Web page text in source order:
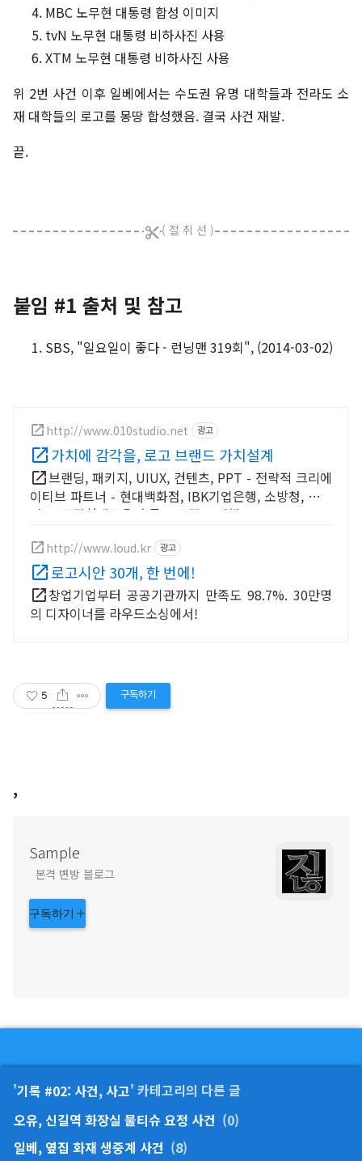
MBC 노무현 대통령 합성 이미지
tvN 노무현 대통령 비하사진 사용
XTM 노무현 대통령 비하사진 사용
위 2번 사건 이후 일베에서는 수도권 유명 대학들과 전라도 소
재 대학들의 로고를 몽땅 합성했음. 결국 사건 재발.
끝.
붙임 #1 출처 및 참고
SBS, "일요일이 좋다 - 런닝맨 319회", (2014-03-02)
http://www.010studio.net 광고
가치에 감각을, 로고 브랜드 가치설계
브랜딩, 패키지, UIUX, 컨텐츠, PPT - 전략적 크리에
이티브 파트너 - 현대백화점, IBK기업은행, 소방청, 인터
파크, 국립현대무용단 등 프로젝트 진행
http://www.loud.kr 광고
로고시안 30개, 한 번에!
창업기업부터 공공기관까지 만족도 98.7%. 30만명
의 디자이너를 라우드소싱에서!
5 구독하기
,
Sample
본격 변방 블로그
구독하기
'기록 #02: 사건, 사고' 카테고리의 다른 글
오유, 신길역 화장실 물티슈 요정 사건 (0)
일베, 옆집 화재 생중계 사건 (8)